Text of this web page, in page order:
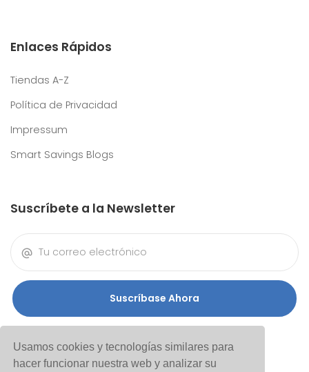
Usamos cookies y tecnologías similares para
hacer funcionar nuestra web y analizar su
Enlaces Rápidos
Tiendas A-Z
Política de Privacidad
Impressum
Smart Savings Blogs
Suscríbete a la Newsletter
Suscríbase Ahora